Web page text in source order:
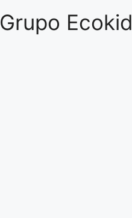
Grupo Ecokid